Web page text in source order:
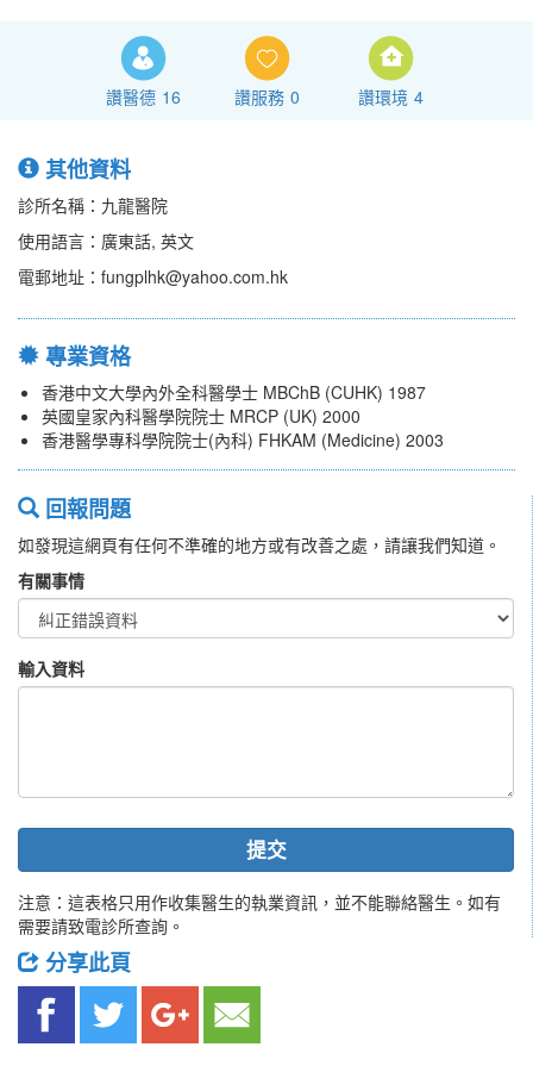
讚醫德 16 讚服務 0 讚環境 4
其他資料
診所名稱：九龍醫院
使用語言：廣東話, 英文
電郵地址：fungplhk@yahoo.com.hk
專業資格
香港中文大學內外全科醫學士 MBChB (CUHK) 1987
英國皇家內科醫學院院士 MRCP (UK) 2000
香港醫學專科學院院士(內科) FHKAM (Medicine) 2003
回報問題
如發現這網頁有任何不準確的地方或有改善之處，請讓我們知道。
有關事情
輸入資料
提交
注意：這表格只用作收集醫生的執業資訊，並不能聯絡醫生。如有
需要請致電診所查詢。
分享此頁